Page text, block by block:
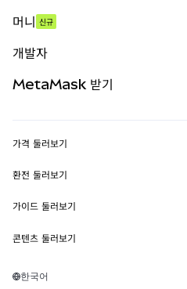
무기한 선물
실물자산
머니 신규
개발자
MetaMask Connect
Snaps
웹3 서비스
MetaMask 받기
보안
고객 지원
채용
가격 둘러보기
이더리움 가격
솔라나 가격
테더 가격
환전 둘러보기
ETH를 USD로 환전
USDT를 INR로 환전
BTC를 INR로 환전
가이드 둘러보기
ETH 매수
콘텐츠 둘러보기
솔라나 지갑
한국어